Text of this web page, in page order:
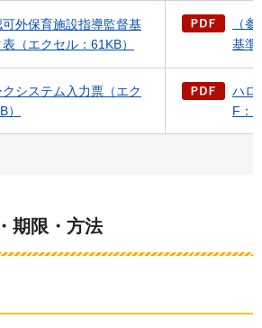
可外保育施設指導監督基
（エクセル：61KB）
（
基準
システム入力票（エク
ハロ
F：
期限・方法